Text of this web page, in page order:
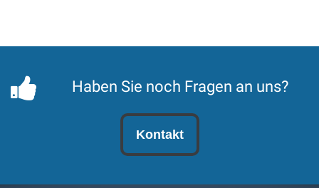
Haben Sie noch Fragen an uns?
Kontakt